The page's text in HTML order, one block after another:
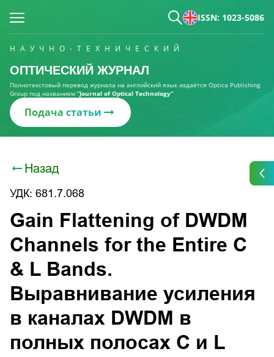
ISSN: 1023-5086
НАУЧНО-ТЕХНИЧЕСКИЙ
ОПТИЧЕСКИЙ ЖУРНАЛ
Полнотекстовый перевод журнала на английский язык издаётся Optica Publishing
Group под названием “Journal of Optical Technology“
Подача статьи
Назад
УДК: 681.7.068
Gain Flattening of DWDM
Channels for the Entire C
& L Bands.
Выравнивание усиления
в каналах DWDM в
полных полосах С и L